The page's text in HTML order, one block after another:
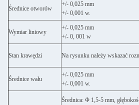
Średnice otworów
+/- 0,025 mm
+/- 0,001 w.
Wymiar liniowy
+/- 0,025 mm
+/- 0, 001 w
Stan krawędzi Na rysunku należy wskazać
Średnice wału
+/- 0,025 mm
+/- 0,001 w.
Średnica: Φ 1,5-5 mm,